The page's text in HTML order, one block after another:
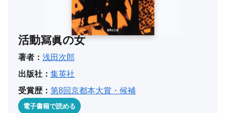
活動寫眞の女
著者： 浅田次郎
出版社： 集英社
受賞歴： 第8回京都本大賞・候補
電子書籍で読める